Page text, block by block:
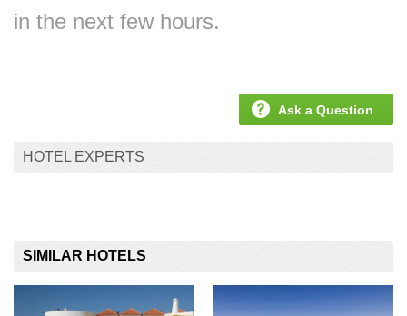
in the next few hours.
Ask a Question
HOTEL EXPERTS
SIMILAR HOTELS